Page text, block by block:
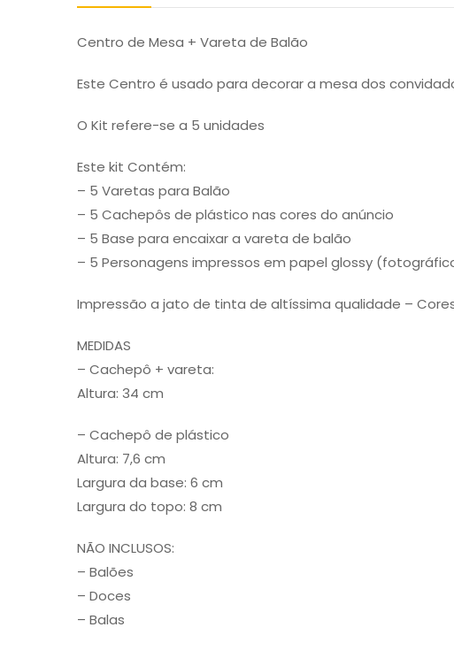
Centro de Mesa + Vareta de Balão
Este Centro é usado para decorar a mesa dos
O Kit refere-se a 5 unidades
Este kit Contém:
– 5 Varetas para Balão
– 5 Cachepôs de plástico nas cores do anúncio
– 5 Base para encaixar a vareta de balão
– 5 Personagens impressos em papel glossy
Impressão a jato de tinta de altíssima qualidade –
MEDIDAS
– Cachepô + vareta:
Altura: 34 cm
– Cachepô de plástico
Altura: 7,6 cm
Largura da base: 6 cm
Largura do topo: 8 cm
NÃO INCLUSOS:
– Balões
– Doces
– Balas